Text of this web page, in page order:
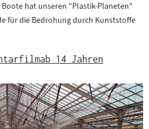
Boote hat unseren "Plastik-Planeten"
für die Bedrohung durch Kunststoffe
ab 14 Jahren